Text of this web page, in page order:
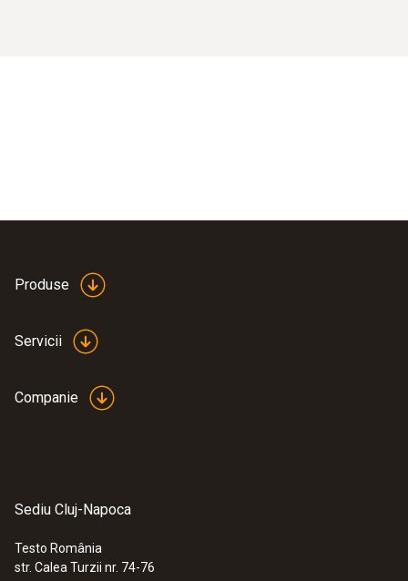
Produse
Servicii
Companie
Sediu Cluj-Napoca
Testo România
str. Calea Turzii nr. 74-76